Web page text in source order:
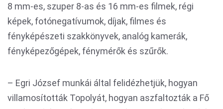
8 mm-es, szuper 8-as és 16 mm-es filmek, régi
képek, fotónegatívumok, díjak, filmes és
fényképészeti szakkönyvek, analóg kamerák,
fényképezőgépek, fénymérők és szűrők.
– Egri József munkái által felidézhetjük, hogyan
villamosították Topolyát, hogyan aszfaltozták a Fő